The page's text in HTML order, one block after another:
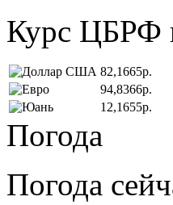
Курс ЦБРФ
82,1665р.
94,8366р.
12,1655р.
Погода
Погода